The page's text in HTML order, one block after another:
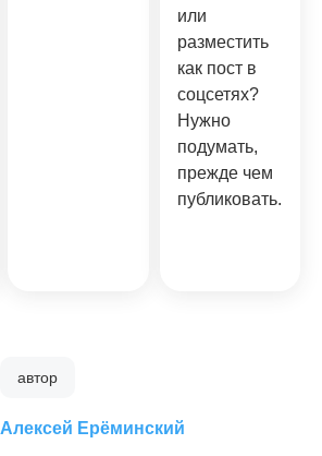
или
разместить
как пост в
соцсетях?
Нужно
подумать,
прежде чем
публиковать.
автор
Алексей Ерёминский